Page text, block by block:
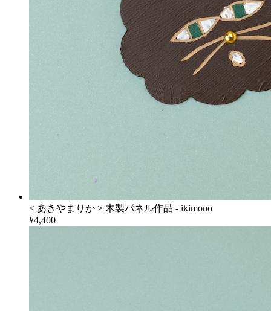
< あきやまりか > 木製パネル作品 - ikimono
¥4,400